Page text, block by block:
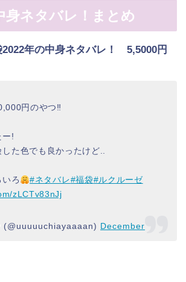
身ネタバレ！まとめ
2022年の中身ネタバレ！ 5,5000円
円のやつ‼︎
ー!
した色でも良かったけど..
ろ #ネタバレ#福袋#ルクルーゼ
zLCTv83nJj
December